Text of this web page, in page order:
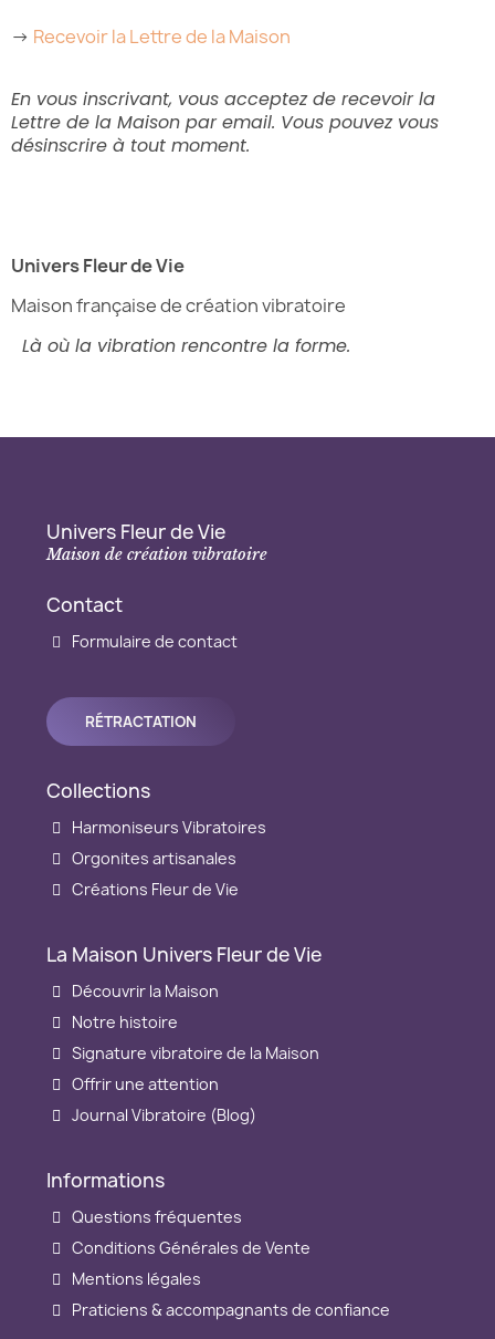
→ Recevoir la Lettre de la Maison
En vous inscrivant, vous acceptez de recevoir la
Lettre de la Maison par email. Vous pouvez vous
désinscrire à tout moment.
Univers Fleur de Vie
Maison française de création vibratoire
Là où la vibration rencontre la forme.
Univers Fleur de Vie
Maison de création vibratoire
Contact
Formulaire de contact
RÉTRACTATION
Collections
Harmoniseurs Vibratoires
Orgonites artisanales
Créations Fleur de Vie
La Maison Univers Fleur de Vie
Découvrir la Maison
Notre histoire
Signature vibratoire de la Maison
Offrir une attention
Journal Vibratoire (Blog)
Informations
Questions fréquentes
Conditions Générales de Vente
Mentions légales
Praticiens & accompagnants de confiance